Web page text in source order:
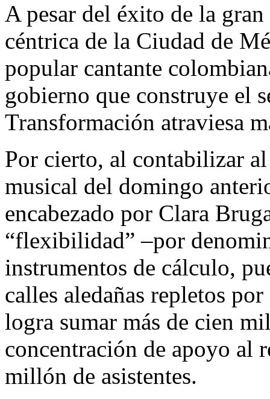
A pesar del éxito de la
céntrica de la Ciudad de
popular cantante
gobierno que construye el
Transformación atraviesa
Por cierto, al contabilizar
musical del domingo
encabezado por Clara
“flexibilidad” –por
instrumentos de cálculo,
calles aledañas repletos
logra sumar más de cien
concentración de apoyo al
millón de asistentes.